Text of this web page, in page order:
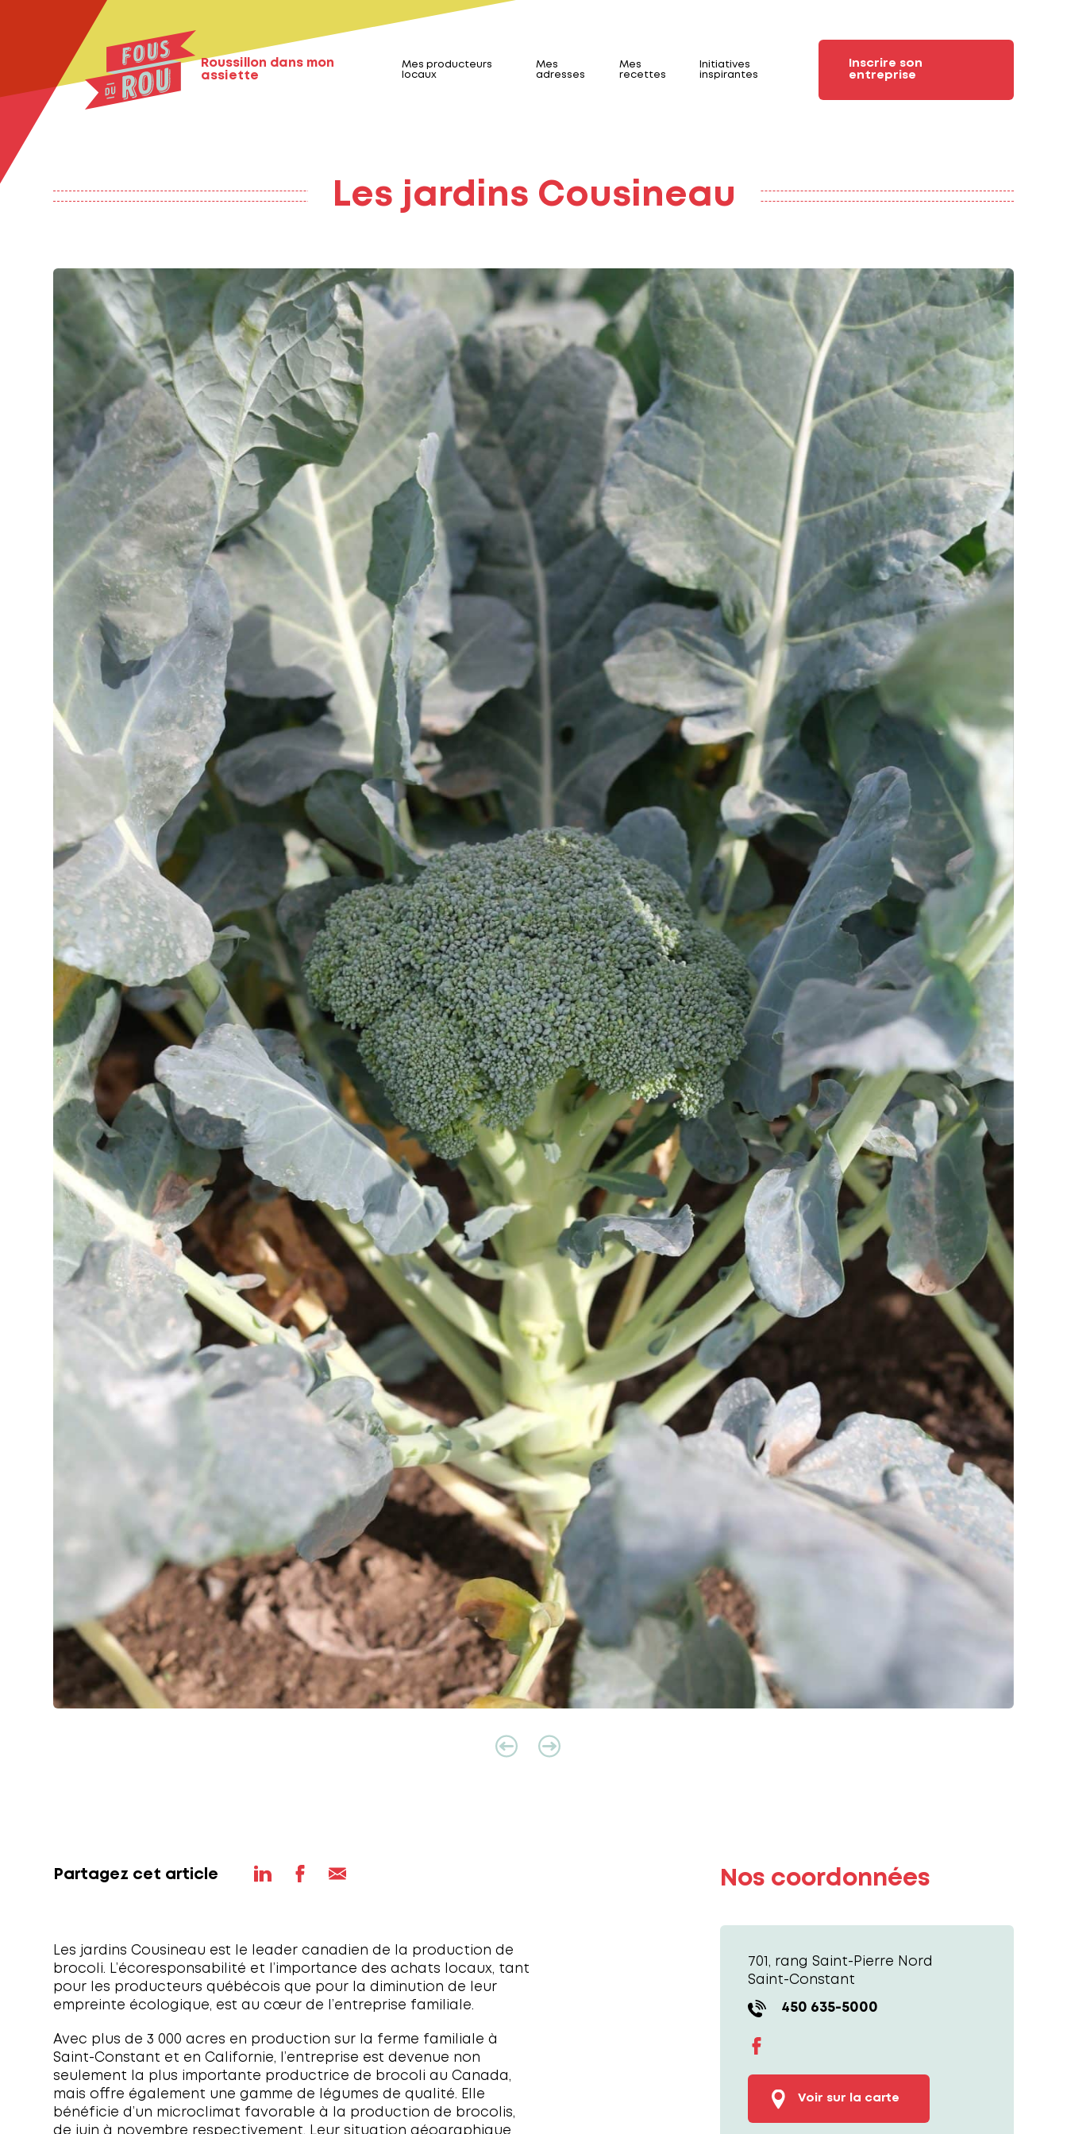
Roussillon dans mon
assiette
Mes producteurs
locaux
Mes
adresses
Mes
recettes
Initiatives
inspirantes
Inscrire son
entreprise
Les jardins Cousineau
Partagez cet article
Les jardins Cousineau est le leader canadien de la production de
brocoli. L’écoresponsabilité et l’importance des achats locaux, tant
pour les producteurs québécois que pour la diminution de leur
empreinte écologique, est au cœur de l’entreprise familiale.
Avec plus de 3 000 acres en production sur la ferme familiale à
Saint-Constant et en Californie, l’entreprise est devenue non
seulement la plus importante productrice de brocoli au Canada,
mais offre également une gamme de légumes de qualité. Elle
bénéficie d’un microclimat favorable à la production de brocolis,
de juin à novembre respectivement. Leur situation géographique
permet de desservir l’est du Canada et la côte est américaine de
façon à réduire considérablement les distances parcourues par
leurs produits et ainsi diminuer leur empreinte écologique. Pouvant
atteindre les marchés de Toronto, New York, Boston et Philadelphie
en moins d’une journée, la fraîcheur est ainsi conservée. Ces
produits se retrouvent ainsi dans la plupart des grandes chaines
alimentaires dans l’est du Canada et des États-Unis.
Cette histoire d’amour et de passion pour la terre débute en 1965
lorsque Jeanne d’Arc et Paul Cousineau s’installent avec leur jeune
famille à Saint-Constant. L’expertise acquise et la recherche
constante d’innovation permettent à l’entreprise de rapidement
devenir un chef de file dans la culture maraîchère au Québec.
Depuis 1983, six fils reprennent les rennes de l’entreprise et
deviennent Les Jardins Paul Cousineau & Fils inc. François, Jean-
Marie, Laurent, Martin, Pascal ainsi que Vincent reprennent le
flambeau et continuent le travail amorcé par leurs parents. Leur
expertise agricole est reconnue par le gouvernement du Québec
mérite agricole. Suivra par la suite la médaille d’argent en 1995 et
Nos coordonnées
701, rang Saint-Pierre Nord
Saint-Constant
450 635-5000
Voir sur la carte
D'autres producteurs locaux
chaleureux